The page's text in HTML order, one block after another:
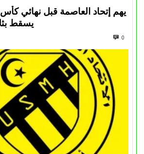
يهم إتحاد العاصمة قبل نهائي
0